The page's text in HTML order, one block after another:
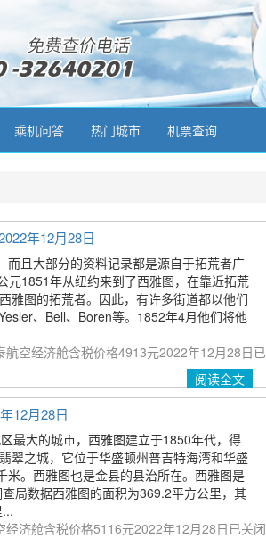
乘机问答 热门城市 机票查询
年12月28日
且大部分的资料记录都是源自于拓荒者广
1851年从纽约来到了西雅图，在靠近拓荒
雅图的拓荒者。因此，有许多街道都以他们
、Bell、Boren等。1852年4月他们将他
空经济舱含税价格4913元2022年12月28日已
阅读全文
12月28日
最大的城市，西雅图建立于1850年代，得
翠之城，它位于华盛顿州普吉特海湾和华盛
。西雅图也是金县的县治所在。西雅图是
局数据西雅图的面积为369.2平方公里，其
济舱含税价格5116元2022年12月28日已关闭